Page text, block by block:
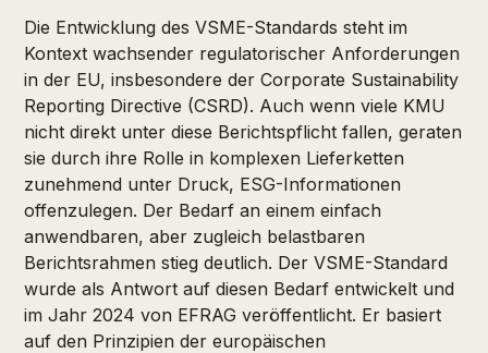
Die Entwicklung des VSME-Standards steht im
Kontext wachsender regulatorischer Anforderungen
in der EU, insbesondere der Corporate Sustainability
Reporting Directive (CSRD). Auch wenn viele KMU
nicht direkt unter diese Berichtspflicht fallen, geraten
sie durch ihre Rolle in komplexen Lieferketten
zunehmend unter Druck, ESG-Informationen
offenzulegen. Der Bedarf an einem einfach
anwendbaren, aber zugleich belastbaren
Berichtsrahmen stieg deutlich. Der VSME-Standard
wurde als Antwort auf diesen Bedarf entwickelt und
im Jahr 2024 von EFRAG veröffentlicht. Er basiert
auf den Prinzipien der europäischen